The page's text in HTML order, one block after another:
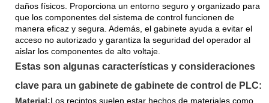
daños físicos. Proporciona un entorno seguro y organizado para
que los componentes del sistema de control funcionen de
manera eficaz y segura. Además, el gabinete ayuda a evitar el
acceso no autorizado y garantiza la seguridad del operador al
aislar los componentes de alto voltaje.
Estas son algunas características y consideraciones
clave para un gabinete de gabinete de control de PLC:
Material:Los recintos suelen estar hechos de materiales como